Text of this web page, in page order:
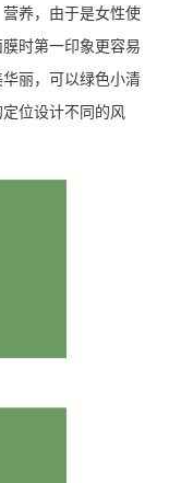
养，由于是女性使
时第一印象更容易
丽，可以绿色小清
位设计不同的风